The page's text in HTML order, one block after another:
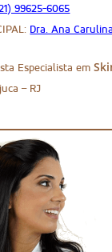
99625-6065
Dra. Ana
Especialista em
– RJ